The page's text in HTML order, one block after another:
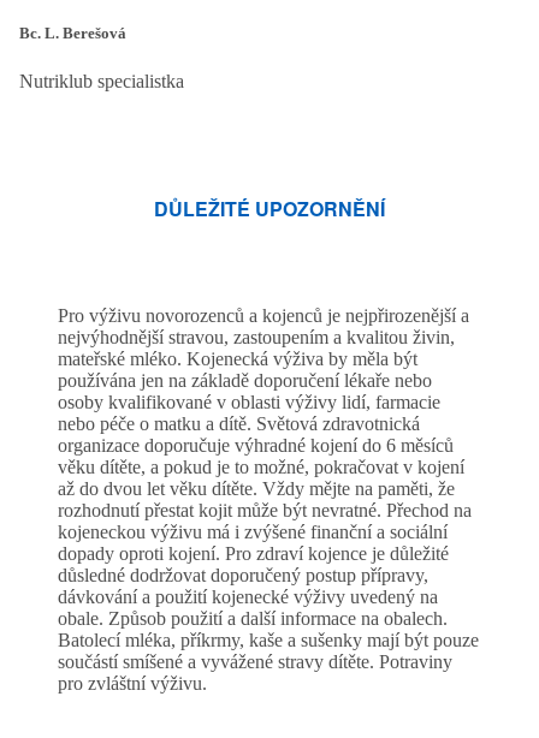
Bc. L. Berešová
Nutriklub specialistka
DŮLEŽITÉ UPOZORNĚNÍ
Pro výživu novorozenců a kojenců je nejpřirozenější a
nejvýhodnější stravou, zastoupením a kvalitou živin,
mateřské mléko. Kojenecká výživa by měla být
používána jen na základě doporučení lékaře nebo
osoby kvalifikované v oblasti výživy lidí, farmacie
nebo péče o matku a dítě. Světová zdravotnická
organizace doporučuje výhradné kojení do 6 měsíců
věku dítěte, a pokud je to možné, pokračovat v kojení
až do dvou let věku dítěte. Vždy mějte na paměti, že
rozhodnutí přestat kojit může být nevratné. Přechod na
kojeneckou výživu má i zvýšené finanční a sociální
dopady oproti kojení. Pro zdraví kojence je důležité
důsledné dodržovat doporučený postup přípravy,
dávkování a použití kojenecké výživy uvedený na
obale. Způsob použití a další informace na obalech.
Batolecí mléka, příkrmy, kaše a sušenky mají být pouze
součástí smíšené a vyvážené stravy dítěte. Potraviny
pro zvláštní výživu.